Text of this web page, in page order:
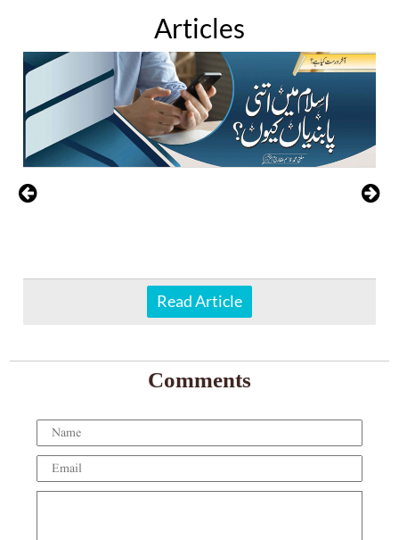
Articles
Read Article
Comments